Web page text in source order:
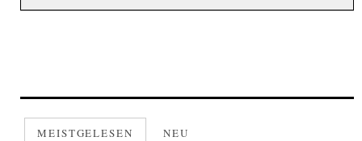
MEISTGELESEN NEU